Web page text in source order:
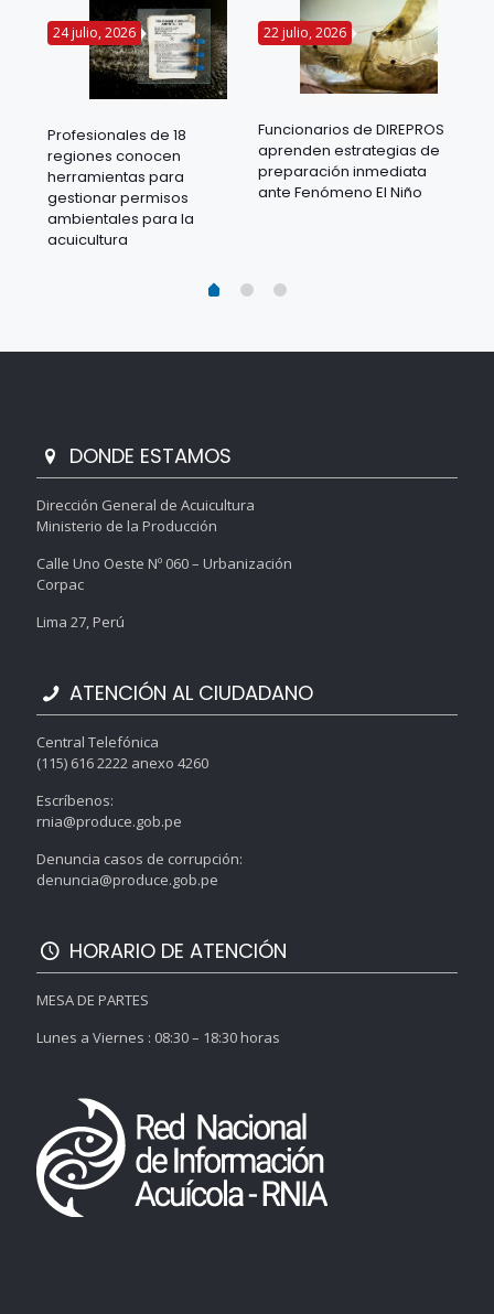
24 julio, 2026
Profesionales de 18
regiones conocen
herramientas para
gestionar permisos
ambientales para la
acuicultura
22 julio, 2026
Funcionarios de DIREPROS
aprenden estrategias de
preparación inmediata
ante Fenómeno El Niño
DONDE ESTAMOS
Dirección General de Acuicultura
Ministerio de la Producción
Calle Uno Oeste Nº 060 – Urbanización
Corpac
Lima 27, Perú
ATENCIÓN AL CIUDADANO
Central Telefónica
(115) 616 2222 anexo 4260
Escríbenos:
rnia@produce.gob.pe
Denuncia casos de corrupción:
denuncia@produce.gob.pe
HORARIO DE ATENCIÓN
MESA DE PARTES
Lunes a Viernes : 08:30 – 18:30 horas